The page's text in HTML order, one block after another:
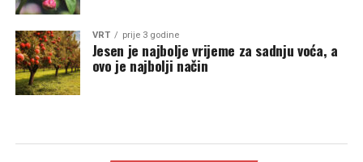
VRT prije 3 godine
Jesen je najbolje vrijeme za sadnju voća, a
ovo je najbolji način